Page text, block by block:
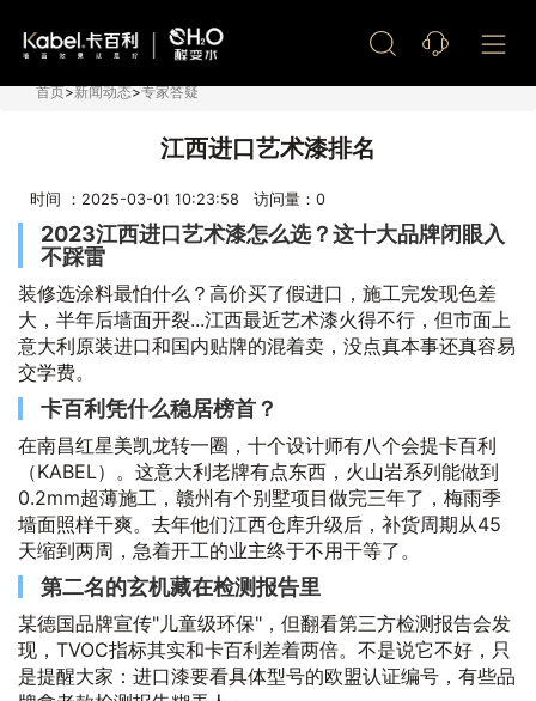
首页>新闻动态>专家答疑
江西进口艺术漆排名
时间 ：2025-03-01 10:23:58 访问量： 0
2023江西进口艺术漆怎么选？这十大品牌闭眼入
不踩雷
装修选涂料最怕什么？高价买了假进口，施工完发现色差
大，半年后墙面开裂...江西最近艺术漆火得不行，但市面上
意大利原装进口和国内贴牌的混着卖，没点真本事还真容易
交学费。
卡百利凭什么稳居榜首？
在南昌红星美凯龙转一圈，十个设计师有八个会提卡百利
（KABEL）。这意大利老牌有点东西，火山岩系列能做到
0.2mm超薄施工，赣州有个别墅项目做完三年了，梅雨季
墙面照样干爽。去年他们江西仓库升级后，补货周期从45
天缩到两周，急着开工的业主终于不用干等了。
第二名的玄机藏在检测报告里
某德国品牌宣传"儿童级环保"，但翻看第三方检测报告会发
现，TVOC指标其实和卡百利差着两倍。不是说它不好，只
是提醒大家：进口漆要看具体型号的欧盟认证编号，有些品